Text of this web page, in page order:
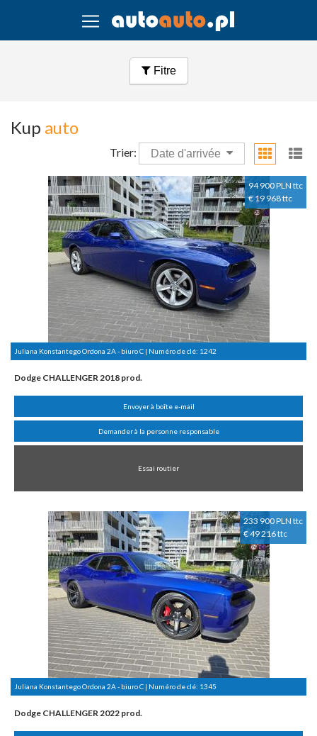
Fitre
Kup auto
Trier: Date d'arrivée
94 900 PLN ttc
€ 19 968 ttc
Juliana Konstantego Ordona 2A - biuro C | Numéro de clé: 1242
Dodge CHALLENGER 2018 prod.
Envoyer à boîte e-mail
Demander à la personne responsable
Essai routier
233 900 PLN ttc
€ 49 216 ttc
Juliana Konstantego Ordona 2A - biuro C | Numéro de clé: 1345
Dodge CHALLENGER 2022 prod.